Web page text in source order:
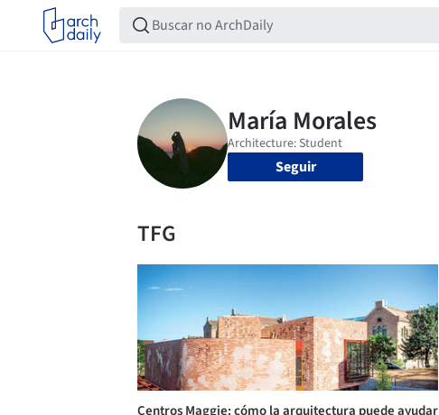
Seguir
TFG
Centros Maggie: cómo la arquitectura puede ayudar